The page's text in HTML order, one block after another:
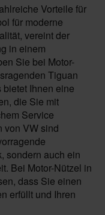
Vorteile für
für moderne
vereint der
in einem
Sie bei Motor-
Tiguan
Ihnen eine
die Sie mit
Service
von VW sind
sondern auch ein
Bei Motor-Nützel in
dass Sie einen
erfüllt und Ihren